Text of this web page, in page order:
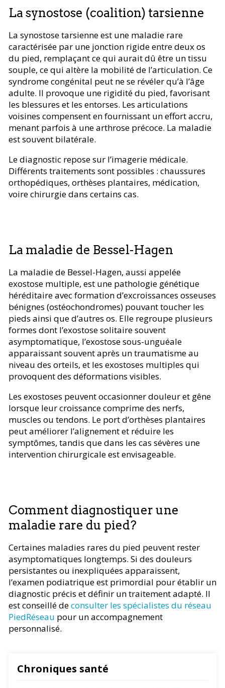
La synostose (coalition) tarsienne
La synostose tarsienne est une maladie rare
caractérisée par une jonction rigide entre deux os
du pied, remplaçant ce qui aurait dû être un tissu
souple, ce qui altère la mobilité de l’articulation. Ce
syndrome congénital peut ne se révéler qu’à l’âge
adulte. Il provoque une rigidité du pied, favorisant
les blessures et les entorses. Les articulations
voisines compensent en fournissant un effort accru,
menant parfois à une arthrose précoce. La maladie
est souvent bilatérale.
Le diagnostic repose sur l’imagerie médicale.
Différents traitements sont possibles : chaussures
orthopédiques, orthèses plantaires, médication,
voire chirurgie dans certains cas.
La maladie de Bessel-Hagen
La maladie de Bessel-Hagen, aussi appelée
exostose multiple, est une pathologie génétique
héréditaire avec formation d’excroissances osseuses
bénignes (ostéochondromes) pouvant toucher les
pieds ainsi que d’autres os. Elle regroupe plusieurs
formes dont l’exostose solitaire souvent
asymptomatique, l’exostose sous-unguéale
apparaissant souvent après un traumatisme au
niveau des orteils, et les exostoses multiples qui
provoquent des déformations visibles.
Les exostoses peuvent occasionner douleur et gêne
lorsque leur croissance comprime des nerfs,
muscles ou tendons. Le port d’orthèses plantaires
peut améliorer l’alignement et réduire les
symptômes, tandis que dans les cas sévères une
intervention chirurgicale est envisageable.
Comment diagnostiquer une
maladie rare du pied?
Certaines maladies rares du pied peuvent rester
asymptomatiques longtemps. Si des douleurs
persistantes ou inexpliquées apparaissent,
l’examen podiatrique est primordial pour établir un
diagnostic précis et définir un traitement adapté. Il
est conseillé deconsulter les spécialistes du réseau
PiedRéseau pour un accompagnement
personnalisé.
Chroniques santé